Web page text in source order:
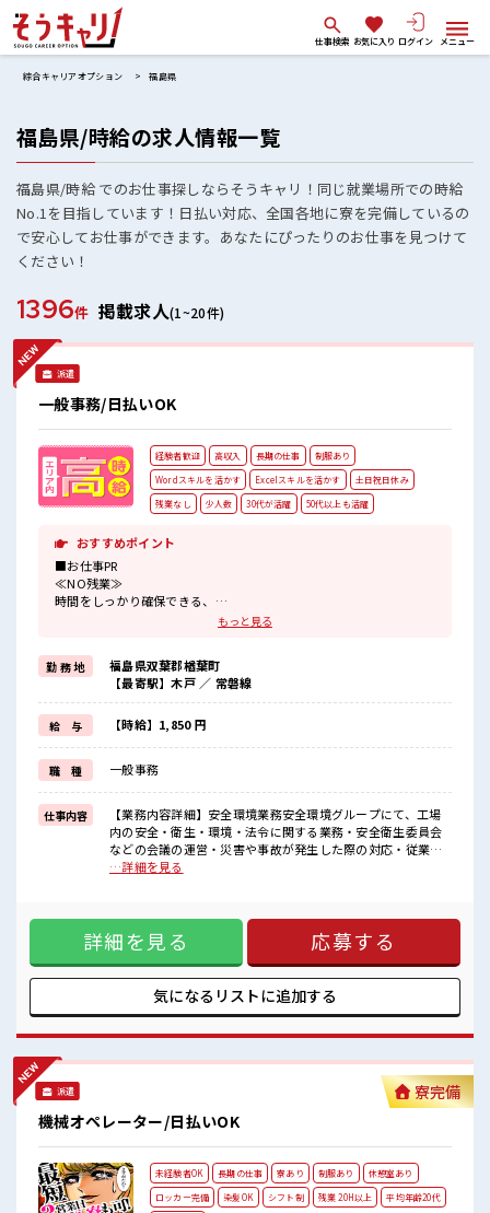
仕事検索 お気に入り ログイン メニュー
綜合キャリアオプション 福島県
福島県/時給の求人情報一覧
福島県/時給 でのお仕事探しならそうキャリ！同じ就業場所での時給
No.1を目指しています！日払い対応、全国各地に寮を完備しているの
で安心してお仕事ができます。あなたにぴったりのお仕事を見つけて
ください！
1396件 掲載求人(1~20件)
派遣
一般事務/日払いOK
経験者歓迎 高収入 長期の仕事
制服あり
Wordスキルを活かす
Excelスキルを活かす
土日祝日休み
残業なし
少人数 30代が活躍 50代以上も活躍
おすすめポイント
■お仕事PR
≪NO残業≫
時間をしっかり確保できる、
≪経験者優遇≫
これまでの経験を活かしませんか？
ブランクがあっても大丈夫♪
経験はちょっとだけ…という方もOK！
≪週休2日制≫
週末は家族や友人と一緒にプライベート満喫！
≪機能的な制服アリ≫
制服があるので、
毎日の服装の悩み解消♪
≪自分に向いている仕事が探せる≫
困った事などがあれば、
担当がしっかりサポートします！
ピタっと定時退社！
残業は基本ナシ♪
ウレシイ土日祝休み！
「しっかり働いてしっかり休む！
」って大事ですよね！
もっと見る
勤 務 地
福島県双葉郡楢葉町
【最寄駅】木戸 ／ 常磐線
給 与 【時給】1,850 円
職 種 一般事務
仕事内容
【業務内容詳細】安全環境業務安全環境グループにて、工場
内の安全・衛生・環境・法令に関する業務・安全衛生委員会
などの会議の運営・災害や事故が発生した際の対応・従業員
へ対する安全や環境に関する教育・訓練・行政などに提出す
時間をしっかり確保できる、 残業基本ナシのお仕事♪ オンと
オフをきっちり切り替えたい方にオススメ！ ≪経験者優遇≫
これまでの経験を活かしませんか？ ブランクがあっても大丈
夫♪ 経験はちょっとだけ…という方もOK！ ≪週休2日制≫ 週
末は家族や友人と一緒にプライベート満喫！ ≪機能的な制服
アリ≫ 制服があるので、 毎日の服装の悩み解消♪ ≪自分に向
かりサポートします！ ■職場の雰囲気 一緒に働く仲間ともな
じみやすい少人数の職場☆ ピタっと定時退社！ 残業は基本ナ
シ♪ ウレシイ土日祝休み！ 「しっかり働いてしっかり休む！
…詳細を見る
詳細を見る 応募する
気になるリストに追加する
派遣
機械オペレーター/日払いOK
寮完備
未経験者OK 長期の仕事 寮あり 制服あり
休憩室あり
ロッカー完備
染髪OK シフト制 残業 20H以上
平均年齢20代